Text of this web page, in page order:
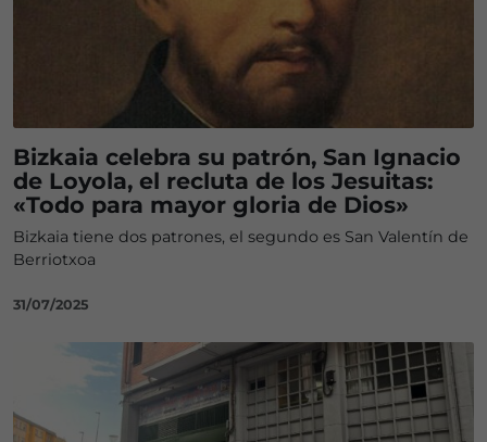
Bizkaia celebra su patrón, San Ignacio
de Loyola, el recluta de los Jesuitas:
«Todo para mayor gloria de Dios»
Bizkaia tiene dos patrones, el segundo es San Valentín de
Berriotxoa
31/07/2025